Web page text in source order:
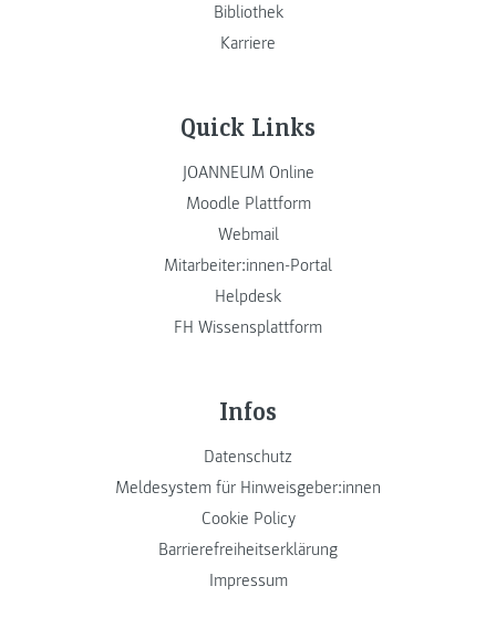
Bibliothek
Karriere
Quick Links
JOANNEUM Online
Moodle Plattform
Webmail
Mitarbeiter:innen-Portal
Helpdesk
FH Wissensplattform
Infos
Datenschutz
Meldesystem für Hinweisgeber:innen
Cookie Policy
Barrierefreiheitserklärung
Impressum